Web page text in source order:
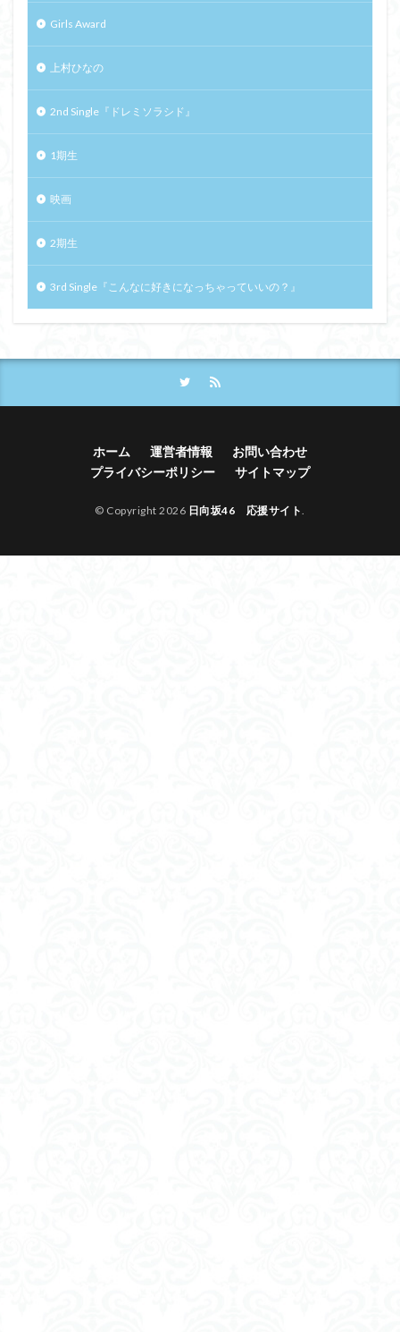
Girls Award
上村ひなの
2nd Single『ドレミソラシド』
1期生
映画
2期生
3rd Single『こんなに好きになっちゃっていいの？』
ホーム 運営者情報
お問い合わせ
プライバシーポリシー
サイトマップ
© Copyright 2026 日向坂46 応援サイト.